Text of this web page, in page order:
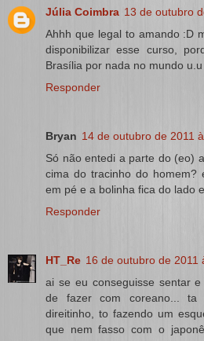
Júlia Coimbra 13 de outubro
Ahhh que legal to amando :D
disponibilizar esse curso,
Brasília por nada no mundo u.u
Responder
Bryan 14 de outubro de 2011
Só não entedi a parte do (eo)
cima do tracinho do
em pé e a bolinha fica do lado
Responder
HT_Re 16 de outubro de 2011
ai se eu conseguisse sentar
de fazer com coreano... ta
direitinho, to fazendo um
que nem fasso com o